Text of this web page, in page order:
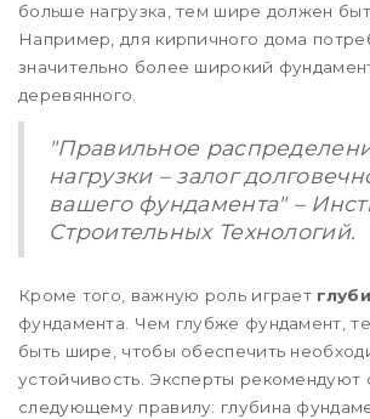
больше нагрузка, тем шире должен
Например, для кирпичного дома
значительно более широкий
деревянного.
"Правильное
нагрузки – залог
вашего фундамента" –
Строительных Технологий.
Кроме того, важную роль играет
фундамента. Чем глубже фундамент,
быть шире, чтобы обеспечить
устойчивость. Эксперты рекомендуют
следующему правилу: глубина